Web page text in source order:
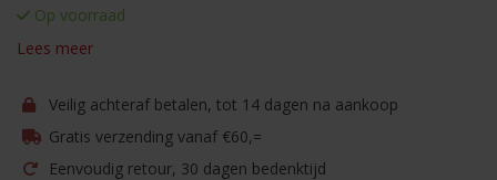
Op voorraad
Lees meer
Veilig achteraf betalen, tot 14 dagen na aankoop
Gratis verzending vanaf €60,=
Eenvoudig retour, 30 dagen bedenktijd